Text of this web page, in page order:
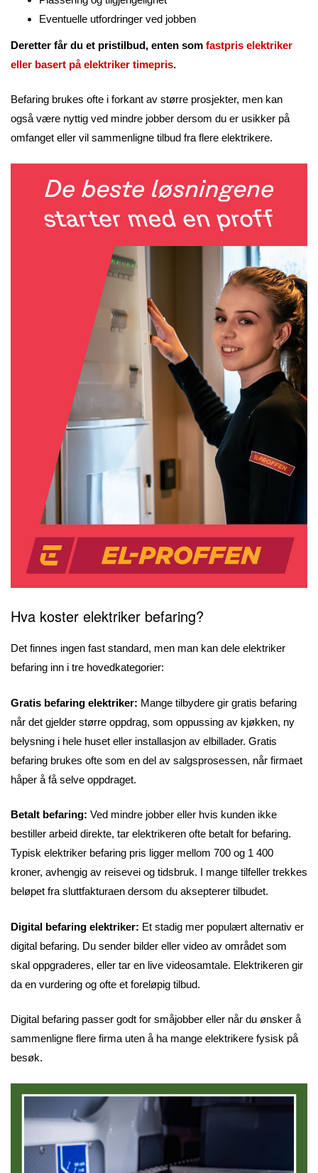
Eventuelle utfordringer ved jobben
Deretter får du et pristilbud, enten som fastpris elektriker
eller basert på elektriker timepris.
Befaring brukes ofte i forkant av større prosjekter, men kan
også være nyttig ved mindre jobber dersom du er usikker på
omfanget eller vil sammenligne tilbud fra flere elektrikere.
Hva koster elektriker befaring?
Det finnes ingen fast standard, men man kan dele elektriker
befaring inn i tre hovedkategorier:
Gratis befaring elektriker: Mange tilbydere gir gratis befaring
når det gjelder større oppdrag, som oppussing av kjøkken, ny
belysning i hele huset eller installasjon av elbillader. Gratis
befaring brukes ofte som en del av salgsprosessen, når firmaet
håper å få selve oppdraget.
Betalt befaring: Ved mindre jobber eller hvis kunden ikke
bestiller arbeid direkte, tar elektrikeren ofte betalt for befaring.
Typisk elektriker befaring pris ligger mellom 700 og 1 400
kroner, avhengig av reisevei og tidsbruk. I mange tilfeller trekkes
beløpet fra sluttfakturaen dersom du aksepterer tilbudet.
Digital befaring elektriker: Et stadig mer populært alternativ er
digital befaring. Du sender bilder eller video av området som
skal oppgraderes, eller tar en live videosamtale. Elektrikeren gir
da en vurdering og ofte et foreløpig tilbud.
Digital befaring passer godt for småjobber eller når du ønsker å
sammenligne flere firma uten å ha mange elektrikere fysisk på
besøk.